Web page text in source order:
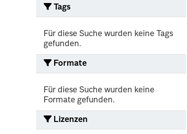
Tags
Für diese Suche wurden keine Tags
gefunden.
Formate
Für diese Suche wurden keine
Formate gefunden.
Lizenzen